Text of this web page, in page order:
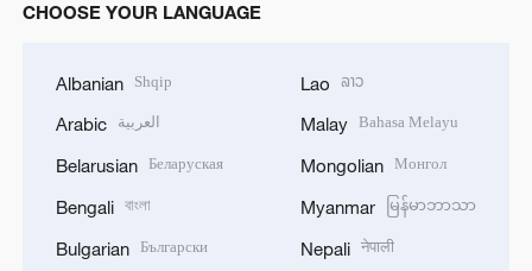
CHOOSE YOUR LANGUAGE
Albanian Shqip
Arabic العربية
Belarusian Беларуская
Bengali বাংলা
Bulgarian Български
Lao ລາວ
Malay Bahasa Melayu
Mongolian Монгол
Myanmar မြန်မာဘာသာ
Nepali नेपाली